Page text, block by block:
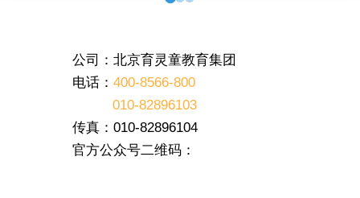
公司：北京育灵童教育集团
电话： 400-8566-800
010-82896103
传真：010-82896104
官方公众号二维码：